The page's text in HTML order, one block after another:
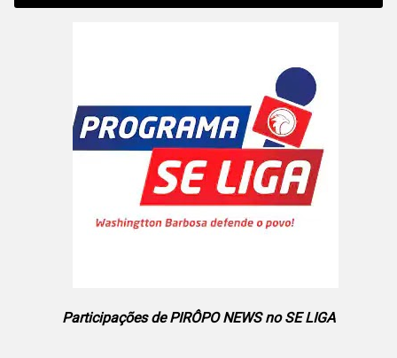
Participações de PIRÔPO NEWS no SE LIGA